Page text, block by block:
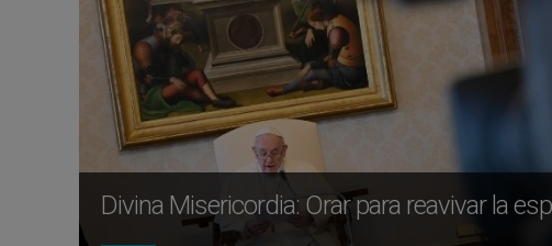
Divina Misericordia: Orar para reavivar la